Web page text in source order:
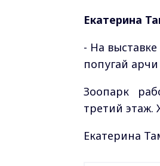
Екатерина
- На
попугай
Зоопарк
третий этаж.
Екатерина